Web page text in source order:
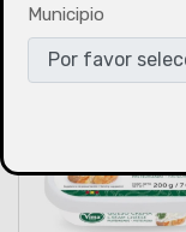
Municipio